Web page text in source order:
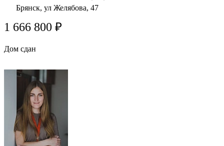
Брянск, ул Желябова, 47
1 666 800 ₽
Дом сдан